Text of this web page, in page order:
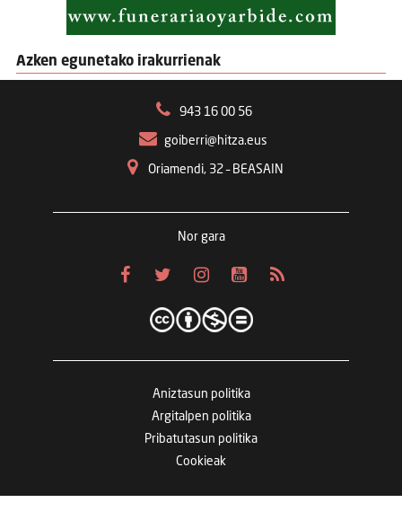
Azken egunetako irakurrienak
943 16 00 56
goiberri@hitza.eus
Oriamendi, 32 – BEASAIN
Nor gara
Aniztasun politika
Argitalpen politika
Pribatutasun politika
Cookieak